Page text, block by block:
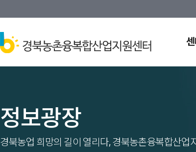
정보광장
경북농업 희망의 길이 열리다, 경북농촌융복합산업